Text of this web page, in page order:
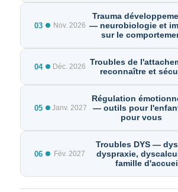
03 Nov. 2026
Trauma
— neurobiologie et
sur le
04 Déc. 2026 Troubles de
reconnaître et
05 Janv. 2027
Régulation
— outils pour
pour vous
06 Fév. 2027
Troubles DYS —
dyspraxie,
famille